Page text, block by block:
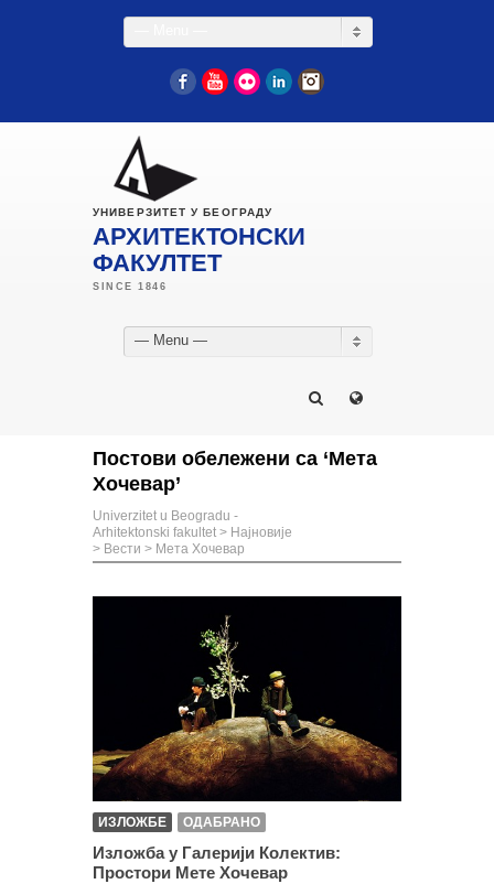
FacebookYouTube
Flickr LinkedIn
УНИВЕРЗИТЕТ У БЕОГРАДУ
АРХИТЕКТОНСКИ
ФАКУЛТЕТ
— Menu —
Постови обележени са ‘Мета
Хочевар’
Univerzitet u Beogradu -
Arhitektonski fakultet > Најновије
> Вести > Мета Хочевар
ИЗЛОЖБЕ ОДАБРАНО
Изложба у Галерији Колектив:
Простори Мете Хочевар